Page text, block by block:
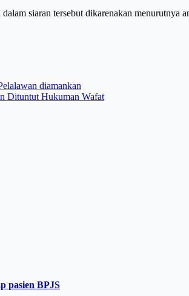
siaran tersebut dikarenakan
diamankan
Dituntut Hukuman Wafat
pasien BPJS